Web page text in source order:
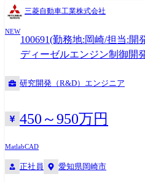
ます。 ◆当部署は若手～ベテランまで在籍しており、お互いの技術を学
びあう機会もございます。 製品によ
えとプロジェクトとしても様々な構成
ジニアとしてキャリアを構築したい方には
開発部について ◆ビーム応用計測技術
させるために電子線ビーム制御に関わ
的出社をしていただきますが、後々は
トに使い分けて業務していただくこと
出張しやすい晴海の所属を検討してお
電気設計を担う部隊です。 今回、ハードとソフトウェアを担う制御のエ
ンジニアを募集しております。 両部
に制御に関わる電子線装置の開発、設
ます。 回路とソフトウェアの知見が
は、勤務地含め相談の上、決定したいと思っ
詳細 <①評価ソフトウェア設計部につ
分かれており、要件定義～コーディン
発の全工程を担っております。 製品、
製品の全工程に携わり、他組織(光学
三菱自動車工業株式会社
NEW
100691(勤務地:岡崎/担当:開
ディーゼルエンジン制御開
研究開発（R&D）エンジニア
450～950万円
MatlabCAD
正社員 愛知県岡崎市